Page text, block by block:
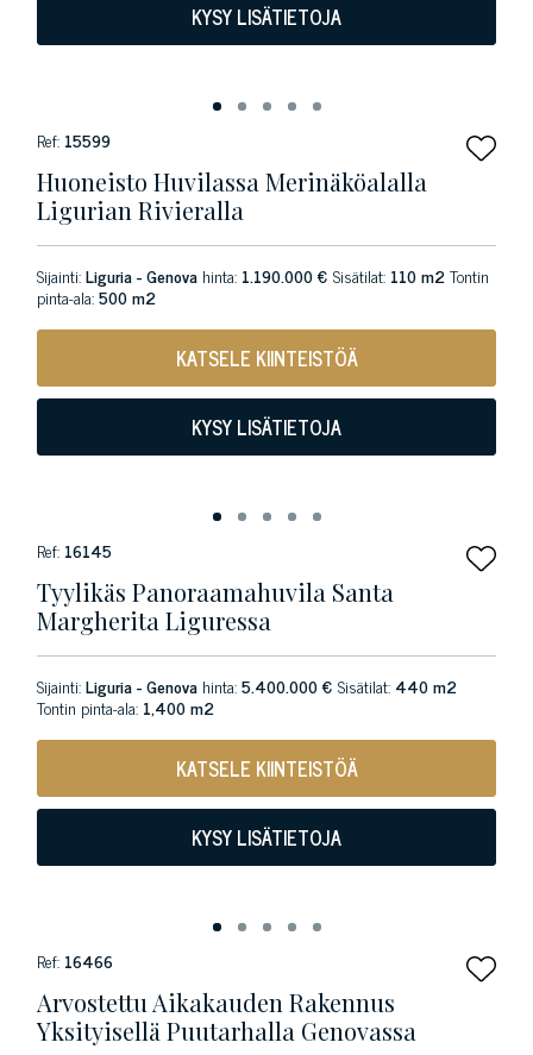
KYSY LISÄTIETOJA
Ref: 15599
Huoneisto Huvilassa Merinäköalalla
Ligurian Rivieralla
Sijainti:Liguria - Genova hinta: 1.190.000 € Sisätilat: 110 m2Tontin
pinta-ala:500 m2
KATSELE KIINTEISTÖÄ
KYSY LISÄTIETOJA
Ref: 16145
Tyylikäs Panoraamahuvila Santa
Margherita Liguressa
Sijainti:Liguria - Genova hinta:5.400.000 € Sisätilat: 440 m2
Tontin pinta-ala: 1,400 m2
KATSELE KIINTEISTÖÄ
KYSY LISÄTIETOJA
Ref: 16466
Arvostettu Aikakauden Rakennus
Yksityisellä Puutarhalla Genovassa